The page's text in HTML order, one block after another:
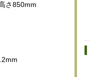
さ850mm